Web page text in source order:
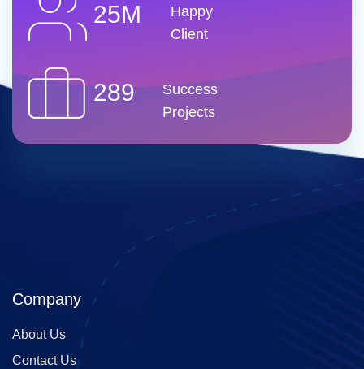
25M
Happy
Client
289
Success
Projects
Company
About Us
Contact Us